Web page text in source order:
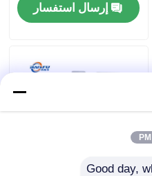
إرسال استفسار
Good day,